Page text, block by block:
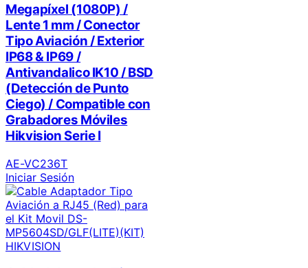
Megapíxel (1080P) /
Lente 1 mm / Conector
Tipo Aviación / Exterior
IP68 & IP69 /
Antivandalico IK10 / BSD
(Detección de Punto
Ciego) / Compatible con
Grabadores Móviles
Hikvision Serie I
AE-VC236T
Iniciar Sesión
HIKVISION